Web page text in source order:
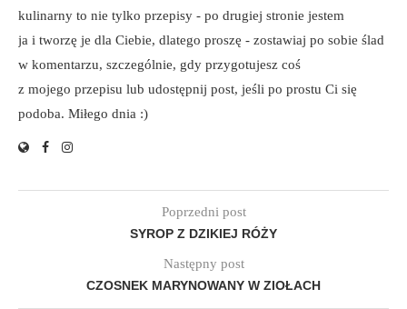
kulinarny to nie tylko przepisy - po drugiej stronie jestem
ja i tworzę je dla Ciebie, dlatego proszę - zostawiaj po sobie ślad
w komentarzu, szczególnie, gdy przygotujesz coś
z mojego przepisu lub udostępnij post, jeśli po prostu Ci się
podoba. Miłego dnia :)
Poprzedni post
SYROP Z DZIKIEJ RÓŻY
Następny post
CZOSNEK MARYNOWANY W ZIOŁACH